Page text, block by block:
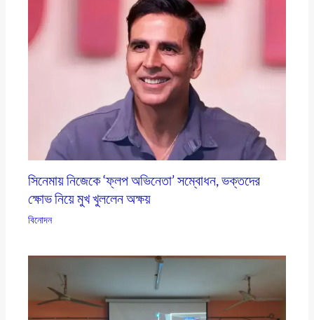
সিনেমায় নিজেকে ‘ফ্লপ অভিনেতা’ সম্বোধন, ভক্তদের
ক্ষোভ নিয়ে মুখ খুললেন অক্ষয়
বিনোদন